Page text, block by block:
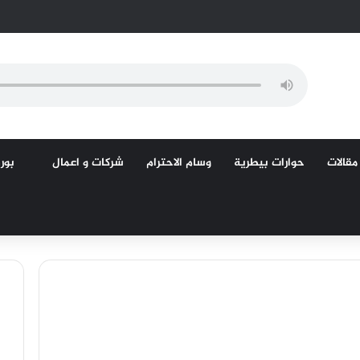
مقالات حوارات بيطرية وسام الاحترام شركات و اعمال